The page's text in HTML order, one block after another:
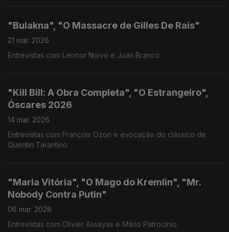
"Bulakna", "O Massacre de Gilles De Rais"
21 mar. 2026
Entrevistas com Leonor Noivo e Juan Branco
"Kill Bill: A Obra Completa", "O Estrangeiro",
Óscares 2026
14 mar. 2026
Entrevistas com François Ozon e evocação do clássico de
Quentin Tarantino
"Maria Vitória", "O Mago do Kremlin", "Mr.
Nobody Contra Putin"
06 mar. 2026
Entrevistas com Olivier Assayas e Mário Patrocínio